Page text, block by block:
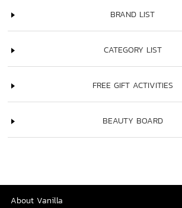
BRAND LIST
CATEGORY LIST
FREE GIFT ACTIVITIES
BEAUTY BOARD
About Vanilla